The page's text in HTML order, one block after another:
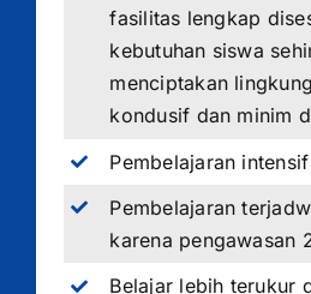
fasilitas lengkap
kebutuhan siswa
menciptakan
kondusif dan minim
Pembelajaran
Pembelajaran
karena pengawasan
Belajar lebih terukur